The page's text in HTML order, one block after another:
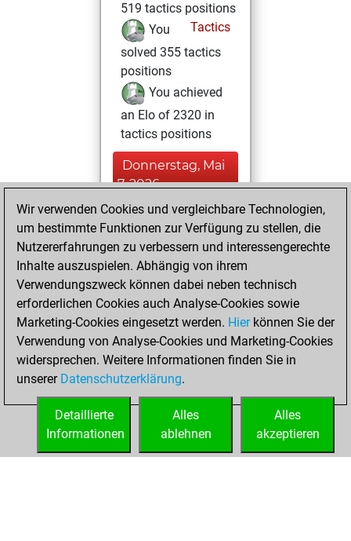
519 tactics positions
Tactics
You
solved 355 tactics
positions
You achieved
an Elo of 2320 in
tactics positions
Donnerstag, Mai
7, 2026
You created
your Fritz account
Fritz
Samstag,
Dezember 21,
2024
You played 1
blitz games
Play
You scored +0
=0 -1 in blitz
Wir verwenden Cookies und vergleichbare Technologien,
um bestimmte Funktionen zur Verfügung zu stellen, die
Nutzererfahrungen zu verbessern und interessengerechte
Inhalte auszuspielen. Abhängig von ihrem
Verwendungszweck können dabei neben technisch
erforderlichen Cookies auch Analyse-Cookies sowie
Marketing-Cookies eingesetzt werden. Hierkönnen Sie der
Verwendung von Analyse-Cookies und Marketing-Cookies
widersprechen. Weitere Informationen finden Sie in
unserer Datenschutzerklärung.
Alles
akzeptieren
Alles
ablehnen
Detaillierte
Informationen